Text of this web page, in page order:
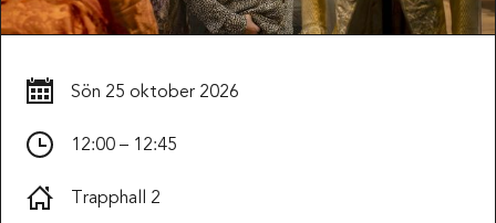
Sön 25 oktober 2026
12:00 – 12:45
Trapphall 2